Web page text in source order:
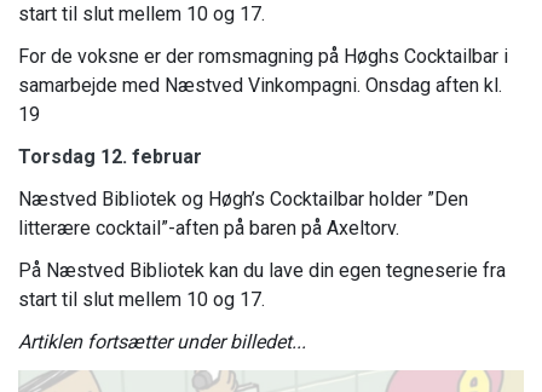
start til slut mellem 10 og 17.
For de voksne er der romsmagning på Høghs Cocktailbar i
samarbejde med Næstved Vinkompagni. Onsdag aften kl.
19
Torsdag 12. februar
Næstved Bibliotek og Høgh’s Cocktailbar holder ”Den
litterære cocktail”-aften på baren på Axeltorv.
På Næstved Bibliotek kan du lave din egen tegneserie fra
start til slut mellem 10 og 17.
Artiklen fortsætter under billedet...